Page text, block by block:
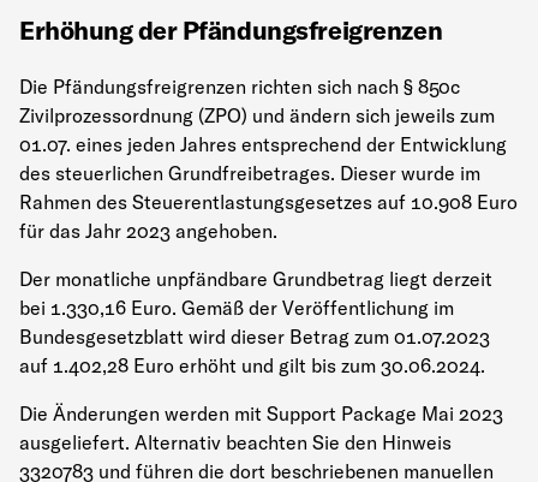
Erhöhung der Pfändungsfreigrenzen
Die Pfändungsfreigrenzen richten sich nach § 850c
Zivilprozessordnung (ZPO) und ändern sich jeweils zum
01.07. eines jeden Jahres entsprechend der Entwicklung
des steuerlichen Grundfreibetrages. Dieser wurde im
Rahmen des Steuerentlastungsgesetzes auf 10.908 Euro
für das Jahr 2023 angehoben.
Der monatliche unpfändbare Grundbetrag liegt derzeit
bei 1.330,16 Euro. Gemäß der Veröffentlichung im
Bundesgesetzblatt wird dieser Betrag zum 01.07.2023
auf 1.402,28 Euro erhöht und gilt bis zum 30.06.2024.
Die Änderungen werden mit Support Package Mai 2023
ausgeliefert. Alternativ beachten Sie den Hinweis
3320783 und führen die dort beschriebenen manuellen